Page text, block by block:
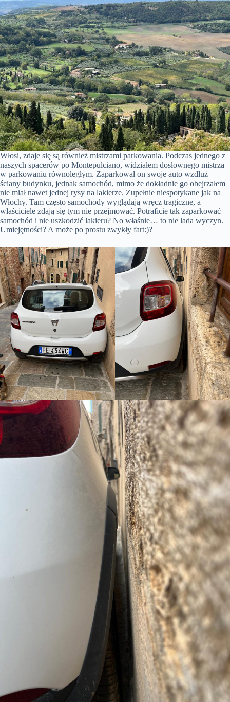
Włosi, zdaje się są również mistrzami parkowania. Podczas jednego z
naszych spacerów po Montepulciano, widziałem dosłownego mistrza
w parkowaniu równoległym. Zaparkował on swoje auto wzdłuż
ściany budynku, jednak samochód, mimo że dokładnie go obejrzałem
nie miał nawet jednej rysy na lakierze. Zupełnie niespotykane jak na
Włochy. Tam często samochody wyglądają wręcz tragiczne, a
właściciele zdają się tym nie przejmować. Potraficie tak zaparkować
samochód i nie uszkodzić lakieru? No właśnie… to nie lada wyczyn.
Umiejętności? A może po prostu zwykły fart:)?